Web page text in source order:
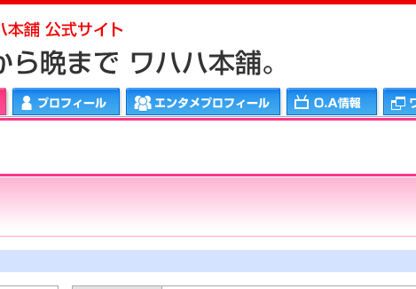
プロフィール ＯＡ情報 ワハハリンク